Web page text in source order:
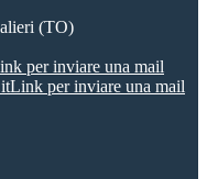
(TO)
per inviare una mail
Link per inviare una mail